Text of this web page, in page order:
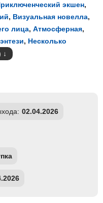
экшен,
, Визуальная новелла,
лица, Атмосферная,
, Несколько
02.04.2026